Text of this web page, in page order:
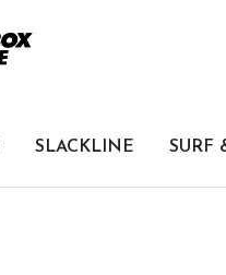
SLACKLINE SURF